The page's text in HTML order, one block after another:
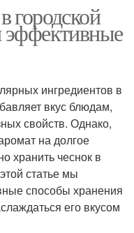
городской
эффективные
ингредиентов в
вкус блюдам,
свойств. Однако,
на долгое
хранить чеснок в
статье мы
способы хранения
его вкусом